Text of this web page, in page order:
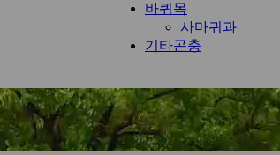
바퀴목
사마귀과
기타곤충